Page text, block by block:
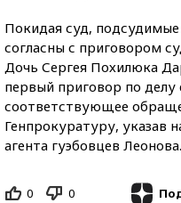
Покидая суд, подсудимые
согласны с приговором
Дочь Сергея Похилюка
первый приговор по делу
соответствующее
Генпрокуратуру, указав
агента гуэбовцев Леонова.
0 0